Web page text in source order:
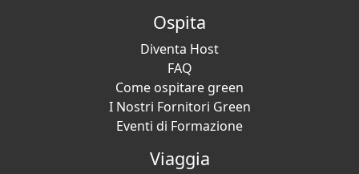
Ospita
Diventa Host
FAQ
Come ospitare green
I Nostri Fornitori Green
Eventi di Formazione
Viaggia